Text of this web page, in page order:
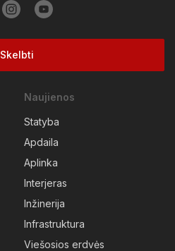
Skelbti
Naujienos
Statyba
Apdaila
Aplinka
Interjeras
Inžinerija
Infrastruktura
Viešosios erdvės